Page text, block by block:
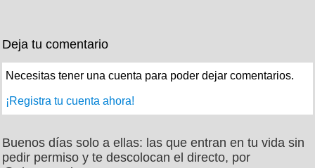
Deja tu comentario
Necesitas tener una cuenta para poder dejar comentarios.
¡Registra tu cuenta ahora!
Buenos días solo a ellas: las que entran en tu vida sin
pedir permiso y te descolocan el directo, por